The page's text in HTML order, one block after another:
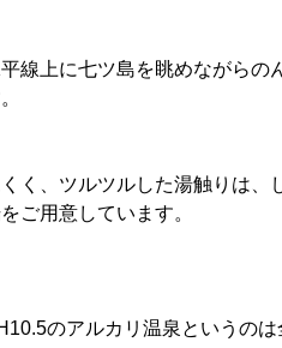
線上に七ツ島を眺めながらの
く、ツルツルした湯触りは、
ご用意しています。
のアルカリ温泉というの